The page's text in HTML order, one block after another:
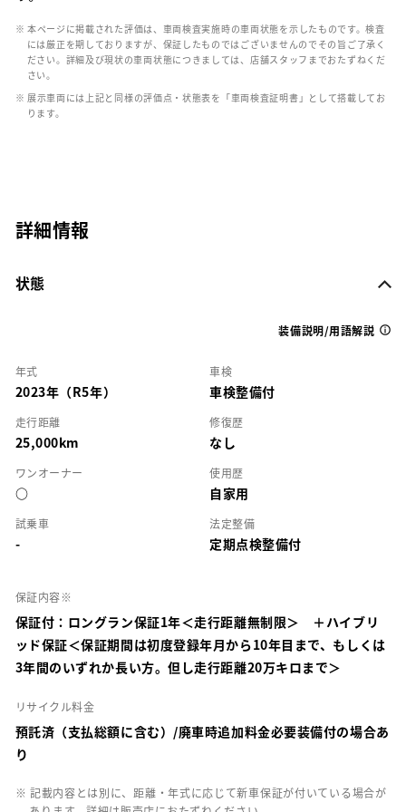
※ 本ページに掲載された評価は、車両検査実施時の車両状態を示したものです。検査
には厳正を期しておりますが、保証したものではございませんのでその旨ご了承く
ださい。詳細及び現状の車両状態につきましては、店舗スタッフまでおたずねくだ
さい。
※ 展示車両には上記と同様の評価点・状態表を「車両検査証明書」として搭載してお
ります。
詳細情報
状態
装備説明/用語解説
年式
2023年（R5年）
車検
車検整備付
走行距離
25,000km
修復歴
なし
ワンオーナー
○
使用歴
自家用
試乗車
-
法定整備
定期点検整備付
保証内容※
保証付：ロングラン保証1年＜走行距離無制限＞ ＋ハイブリ
ッド保証＜保証期間は初度登録年月から10年目まで、もしくは
3年間のいずれか長い方。但し走行距離20万キロまで＞
リサイクル料金
預託済（支払総額に含む）/廃車時追加料金必要装備付の場合あ
り
※ 記載内容とは別に、距離・年式に応じて新車保証が付いている場合が